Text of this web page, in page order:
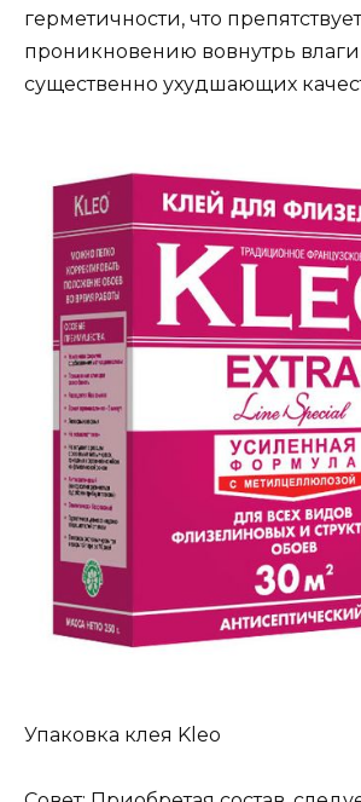
герметичности, что препятствует
проникновению вовнутрь влаги
существенно ухудшающих
Упаковка клея Kleo